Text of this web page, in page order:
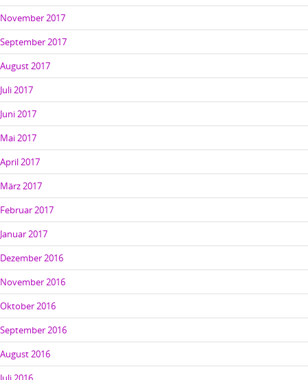
November 2017
September 2017
August 2017
Juli 2017
Juni 2017
Mai 2017
April 2017
März 2017
Februar 2017
Januar 2017
Dezember 2016
November 2016
Oktober 2016
September 2016
August 2016